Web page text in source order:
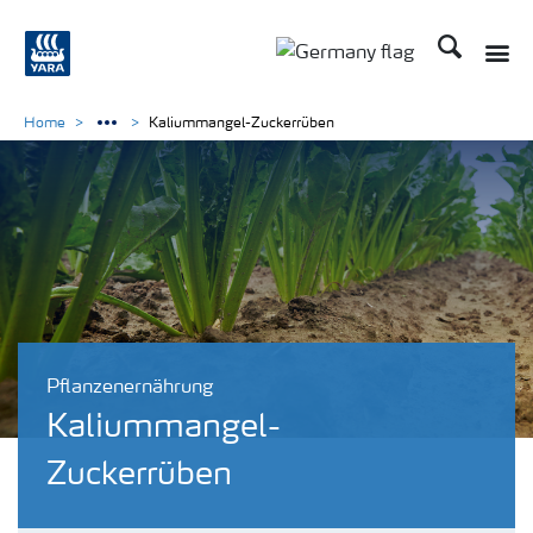
Suchen
Pflanzenernährung
Kaliummangel-
Zuckerrüben
Home Kaliummangel-Zuckerrüben